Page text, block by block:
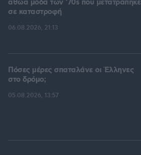
αθώα μόδα των '70s που μετατράπηκε
σε καταστροφή
06.08.2026, 21:13
Πόσες μέρες σπαταλάνε οι Έλληνες
στο δρόμο;
05.08.2026, 13:57